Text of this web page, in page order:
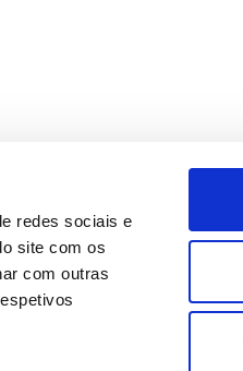
redes sociais e
site com os
com outras